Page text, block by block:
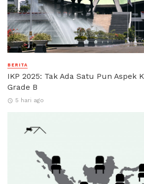
BERITA
IKP 2025: Tak Ada Satu Pun Aspek
Grade B
5 hari ago